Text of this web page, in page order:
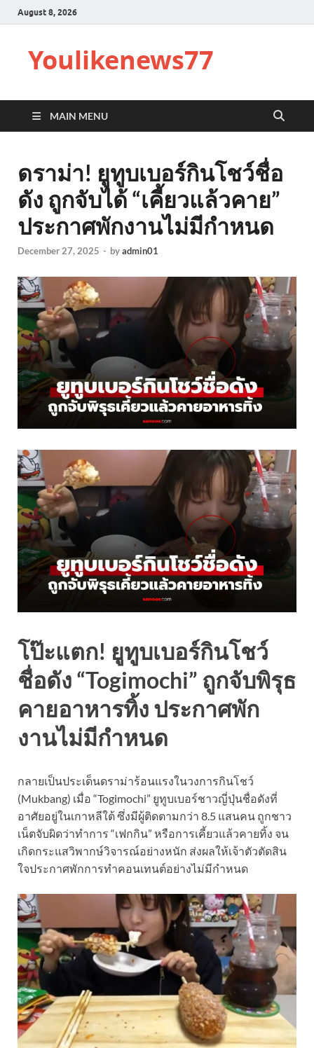
August 8, 2026
Youlikenews77
MAIN MENU
ดราม่า! ยูทูบเบอร์กินโชว์ชื่อ
ดัง ถูกจับได้ “เคี้ยวแล้วคาย”
ประกาศพักงานไม่มีกำหนด
December 27, 2025 - byadmin01
โป๊ะแตก! ยูทูบเบอร์กินโชว์
ชื่อดัง “Togimochi” ถูกจับพิรุธ
คายอาหารทิ้ง ประกาศพัก
งานไม่มีกำหนด
กลายเป็นประเด็นดราม่าร้อนแรงในวงการกินโชว์
(Mukbang) เมื่อ “Togimochi” ยูทูบเบอร์ชาวญี่ปุ่นชื่อดังที่
อาศัยอยู่ในเกาหลีใต้ ซึ่งมีผู้ติดตามกว่า 8.5 แสนคน ถูกชาว
เน็ตจับผิดว่าทำการ “เฟกกิน” หรือการเคี้ยวแล้วคายทิ้ง จน
เกิดกระแสวิพากษ์วิจารณ์อย่างหนัก ส่งผลให้เจ้าตัวตัดสิน
ใจประกาศพักการทำคอนเทนต์อย่างไม่มีกำหนด